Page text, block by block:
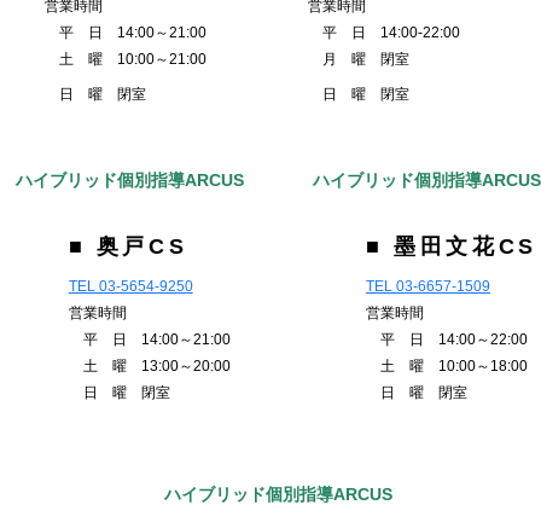
営業時間
平 日 14:00～21:00
土 曜 10:00～21:00
日 曜 閉室
営業時間
平 日 14:00-22:00
月 曜 閉室
日 曜 閉室
ハイブリッド個別指導ARCUS
■ 奥戸CS
TEL 03-5654-9250
営業時間
平 日 14:00～21:00
土 曜 13:00～20:00
日 曜 閉室
ハイブリッド個別指導ARCUS
■ 墨田文花CS
TEL 03-6657-1509
営業時間
平 日 14:00～22:00
土 曜 10:00～18:00
日 曜 閉室
ハイブリッド個別指導ARCUS